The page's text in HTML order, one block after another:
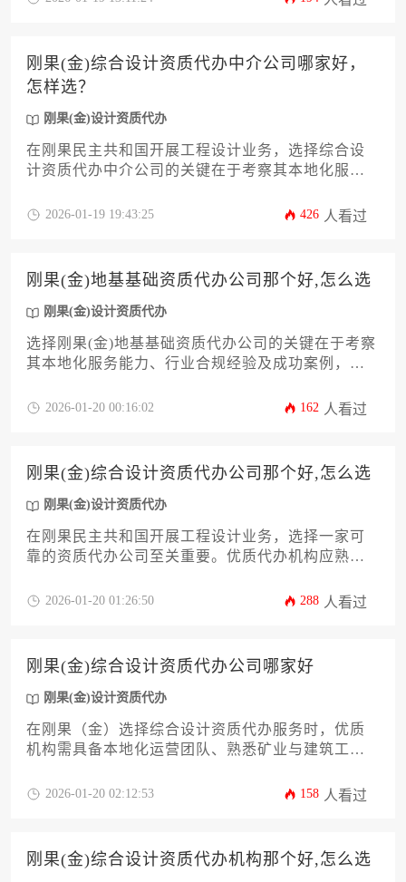
刚果(金)综合设计资质代办中介公司哪家好，
怎样选？
刚果(金)设计资质代办
在刚果民主共和国开展工程设计业务，选择综合设
计资质代办中介公司的关键在于考察其本地化服务
有当地住建部门备案且熟悉中刚双方法规体系的专
2026-01-19 19:43:25 426 人看过
刚果(金)地基基础资质代办公司那个好,怎么选
刚果(金)设计资质代办
选择刚果(金)地基基础资质代办公司的关键在于考察
其本地化服务能力、行业合规经验及成功案例，建
决策。
2026-01-20 00:16:02 162 人看过
刚果(金)综合设计资质代办公司那个好,怎么选
刚果(金)设计资质代办
在刚果民主共和国开展工程设计业务，选择一家可
靠的资质代办公司至关重要。优质代办机构应熟悉
供全方位服务。本文将从十二个关键维度深入分析
2026-01-20 01:26:50 288 人看过
刚果(金)综合设计资质代办公司哪家好
刚果(金)设计资质代办
在刚果（金）选择综合设计资质代办服务时，优质
机构需具备本地化运营团队、熟悉矿业与建筑工程
跨领域手续，其中专业性与本地资源整合能力是关
2026-01-20 02:12:53 158 人看过
刚果(金)综合设计资质代办机构那个好,怎么选